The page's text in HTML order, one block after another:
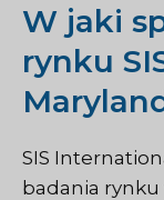
W jaki
rynku
SIS
badania rynku